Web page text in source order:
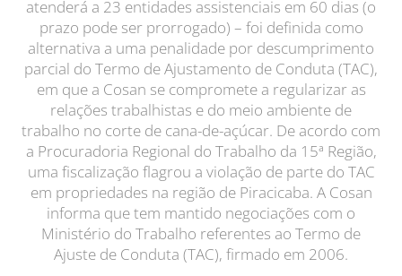
atenderá a 23 entidades assistenciais em 60 dias (o
prazo pode ser prorrogado) – foi definida como
alternativa a uma penalidade por descumprimento
parcial do Termo de Ajustamento de Conduta (TAC),
em que a Cosan se compromete a regularizar as
relações trabalhistas e do meio ambiente de
trabalho no corte de cana-de-açúcar. De acordo com
a Procuradoria Regional do Trabalho da 15ª Região,
uma fiscalização flagrou a violação de parte do TAC
em propriedades na região de Piracicaba. A Cosan
informa que tem mantido negociações com o
Ministério do Trabalho referentes ao Termo de
Ajuste de Conduta (TAC), firmado em 2006.